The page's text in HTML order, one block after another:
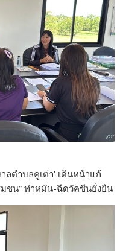
ลตำบลคูเต่า’ เดินหน้าแก้
ชน” ทำหมัน-ฉีดวัคซีนยั่งยืน